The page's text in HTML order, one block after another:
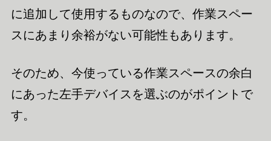
に追加して使用するものなので、作業スペー
スにあまり余裕がない可能性もあります。
そのため、今使っている作業スペースの余白
にあった左手デバイスを選ぶのがポイントで
す。